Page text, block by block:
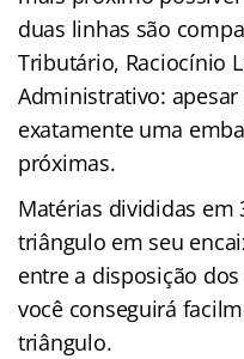
duas linhas são
Tributário, Raciocínio
Administrativo:
exatamente uma
próximas.
Matérias divididas
triângulo em seu
entre a disposição
você conseguirá
triângulo.